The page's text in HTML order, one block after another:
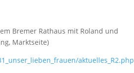
Bremer Rathaus mit Roland und
Marktseite)
aktuelles_R2.php